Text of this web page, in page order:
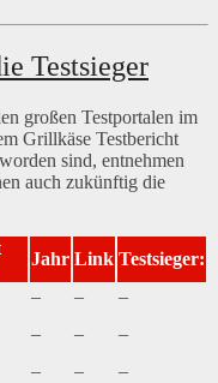
Testsieger
großen Testportalen im
Grillkäse Testbericht
sind, entnehmen
auch zukünftig die
Jahr Link Testsieger:
– –
–
– –
–
– –
–